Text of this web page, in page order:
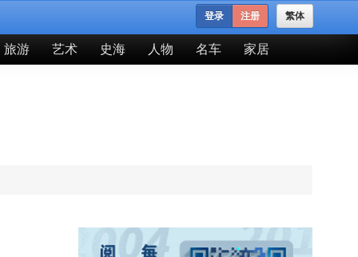
繁体
登录 注册
旅游 艺术 史海 人物 名车 家居